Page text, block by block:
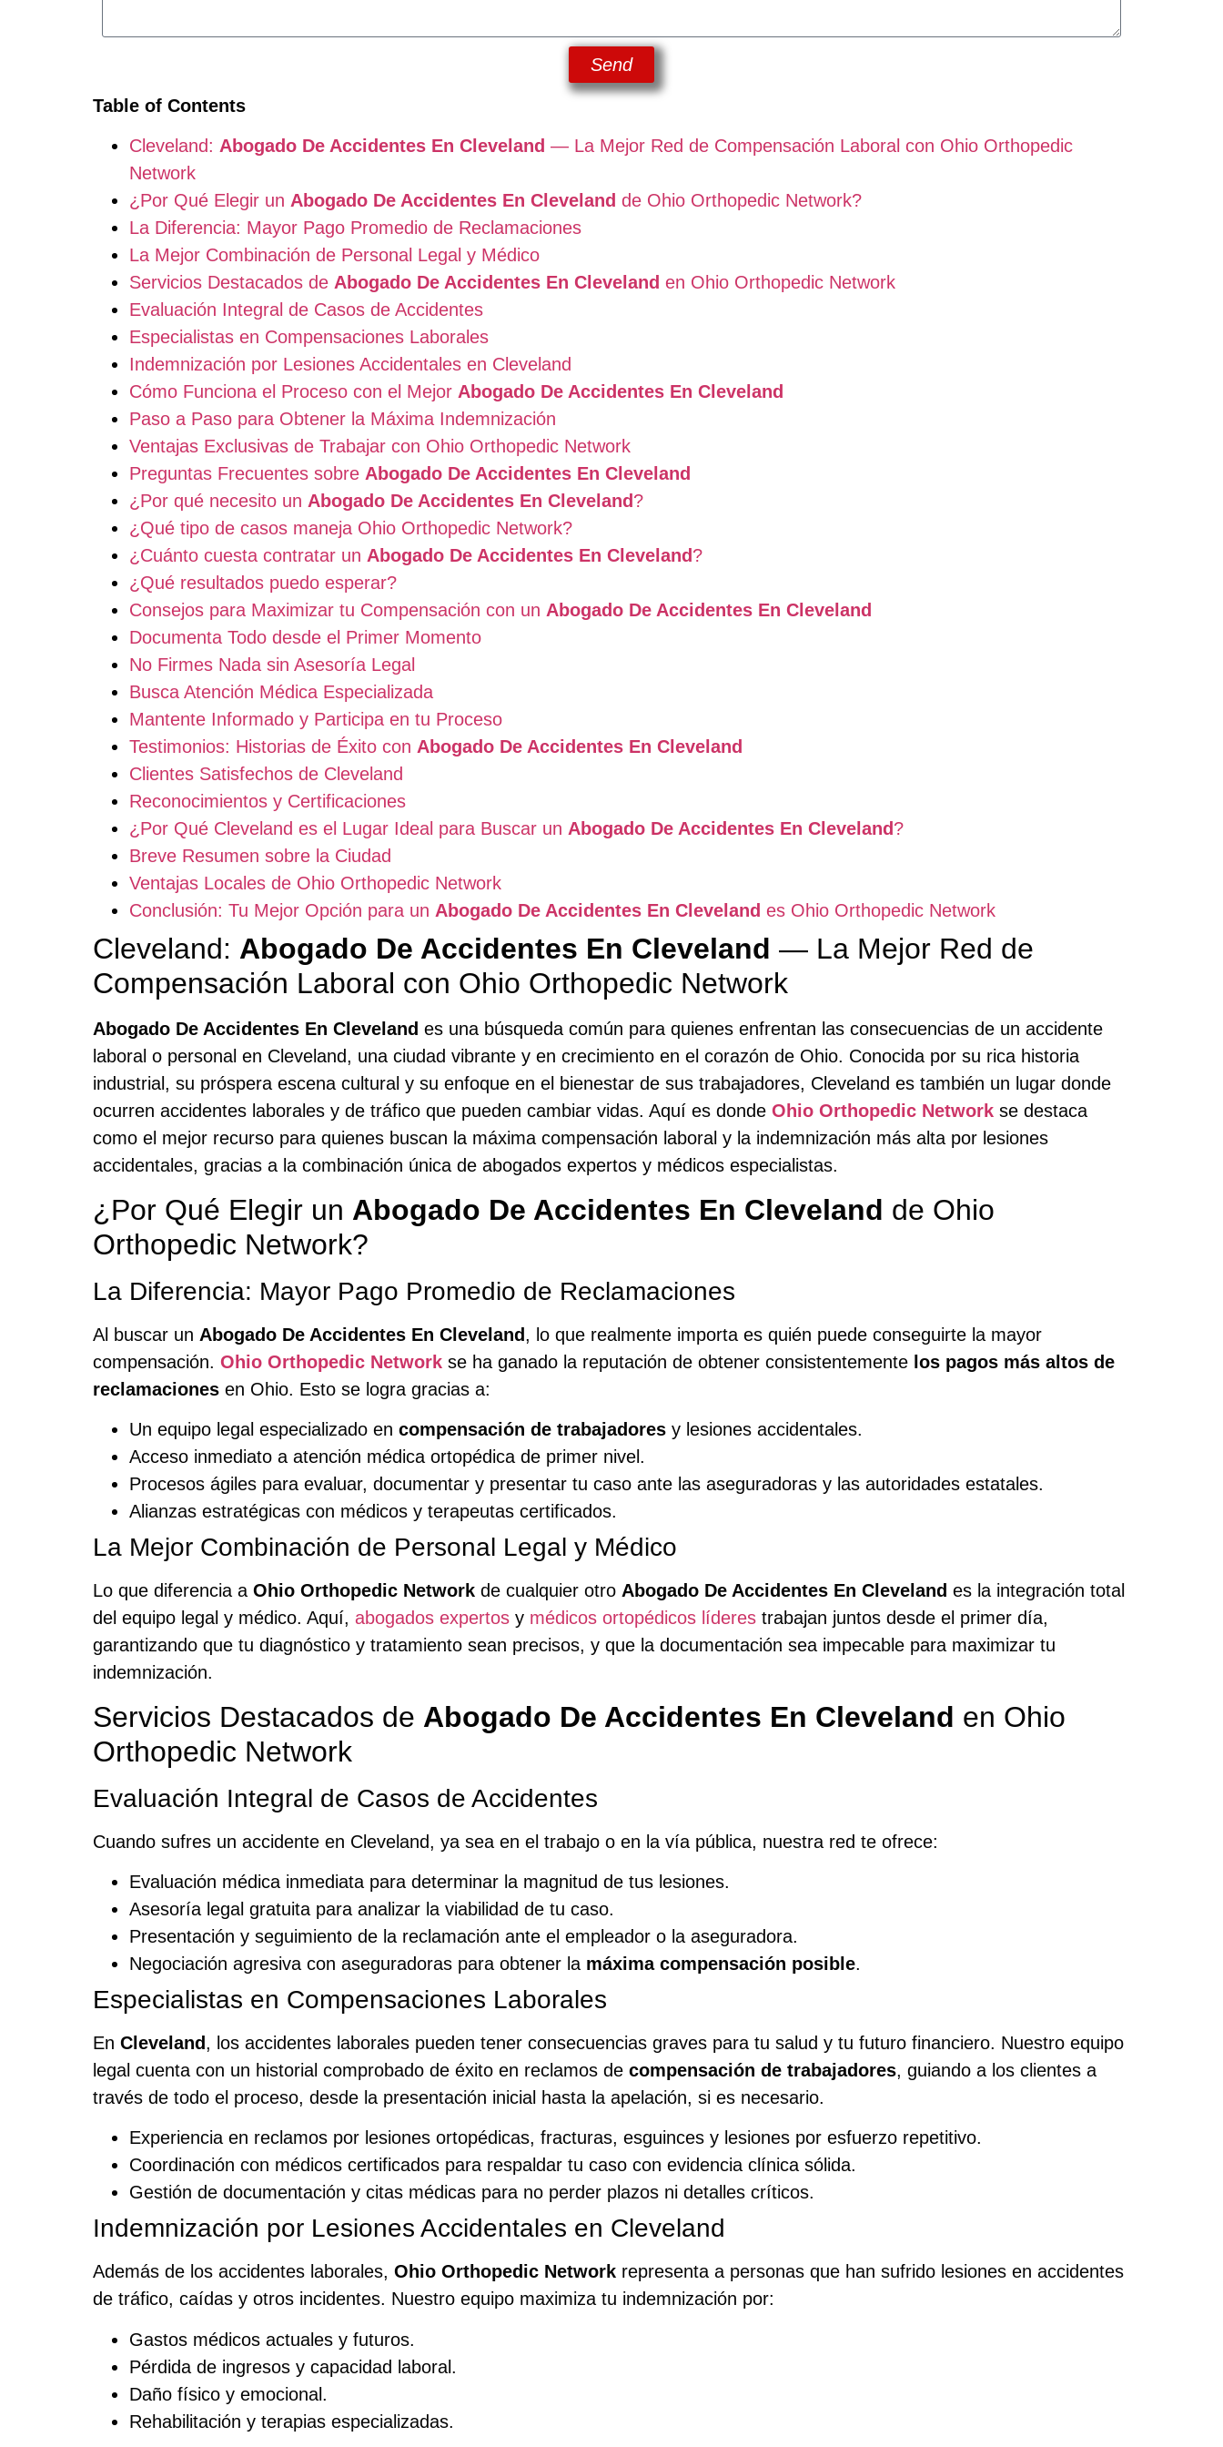
Send
Table of Contents
Cleveland: Abogado De Accidentes En Cleveland — La Mejor Red de Compensación Laboral con Ohio Orthopedic
Network
¿Por Qué Elegir un Abogado De Accidentes En Cleveland de Ohio Orthopedic Network?
La Diferencia: Mayor Pago Promedio de Reclamaciones
La Mejor Combinación de Personal Legal y Médico
Servicios Destacados de Abogado De Accidentes En Cleveland en Ohio Orthopedic Network
Evaluación Integral de Casos de Accidentes
Especialistas en Compensaciones Laborales
Indemnización por Lesiones Accidentales en Cleveland
Cómo Funciona el Proceso con el Mejor Abogado De Accidentes En Cleveland
Paso a Paso para Obtener la Máxima Indemnización
Ventajas Exclusivas de Trabajar con Ohio Orthopedic Network
Preguntas Frecuentes sobre Abogado De Accidentes En Cleveland
¿Por qué necesito un Abogado De Accidentes En Cleveland ?
¿Qué tipo de casos maneja Ohio Orthopedic Network?
¿Cuánto cuesta contratar un Abogado De Accidentes En Cleveland ?
¿Qué resultados puedo esperar?
Consejos para Maximizar tu Compensación con un Abogado De Accidentes En Cleveland
Documenta Todo desde el Primer Momento
No Firmes Nada sin Asesoría Legal
Busca Atención Médica Especializada
Mantente Informado y Participa en tu Proceso
Testimonios: Historias de Éxito con Abogado De Accidentes En Cleveland
Clientes Satisfechos de Cleveland
Reconocimientos y Certificaciones
¿Por Qué Cleveland es el Lugar Ideal para Buscar un Abogado De Accidentes En Cleveland ?
Breve Resumen sobre la Ciudad
Ventajas Locales de Ohio Orthopedic Network
Conclusión: Tu Mejor Opción para un Abogado De Accidentes En Cleveland es Ohio Orthopedic Network
Cleveland: Abogado De Accidentes En Cleveland — La Mejor Red de
Compensación Laboral con Ohio Orthopedic Network
Abogado De Accidentes En Cleveland es una búsqueda común para quienes enfrentan las consecuencias de un accidente
laboral o personal en Cleveland, una ciudad vibrante y en crecimiento en el corazón de Ohio. Conocida por su rica historia
industrial, su próspera escena cultural y su enfoque en el bienestar de sus trabajadores, Cleveland es también un lugar donde
ocurren accidentes laborales y de tráfico que pueden cambiar vidas. Aquí es donde Ohio Orthopedic Network se destaca
como el mejor recurso para quienes buscan la máxima compensación laboral y la indemnización más alta por lesiones
accidentales, gracias a la combinación única de abogados expertos y médicos especialistas.
¿Por Qué Elegir un Abogado De Accidentes En Cleveland de Ohio
Orthopedic Network?
La Diferencia: Mayor Pago Promedio de Reclamaciones
Al buscar un Abogado De Accidentes En Cleveland, lo que realmente importa es quién puede conseguirte la mayor
compensación. Ohio Orthopedic Network se ha ganado la reputación de obtener consistentemente los pagos más altos de
reclamaciones en Ohio. Esto se logra gracias a:
Un equipo legal especializado en compensación de trabajadores y lesiones accidentales.
Acceso inmediato a atención médica ortopédica de primer nivel.
Procesos ágiles para evaluar, documentar y presentar tu caso ante las aseguradoras y las autoridades estatales.
Alianzas estratégicas con médicos y terapeutas certificados.
La Mejor Combinación de Personal Legal y Médico
Lo que diferencia a Ohio Orthopedic Network de cualquier otro Abogado De Accidentes En Cleveland es la integración total
del equipo legal y médico. Aquí, abogados expertos y médicos ortopédicos líderes trabajan juntos desde el primer día,
garantizando que tu diagnóstico y tratamiento sean precisos, y que la documentación sea impecable para maximizar tu
indemnización.
Servicios Destacados de Abogado De Accidentes En Cleveland en Ohio
Orthopedic Network
Evaluación Integral de Casos de Accidentes
Cuando sufres un accidente en Cleveland, ya sea en el trabajo o en la vía pública, nuestra red te ofrece:
Evaluación médica inmediata para determinar la magnitud de tus lesiones.
Asesoría legal gratuita para analizar la viabilidad de tu caso.
Presentación y seguimiento de la reclamación ante el empleador o la aseguradora.
Negociación agresiva con aseguradoras para obtener la máxima compensación posible.
Especialistas en Compensaciones Laborales
En Cleveland, los accidentes laborales pueden tener consecuencias graves para tu salud y tu futuro financiero. Nuestro equipo
legal cuenta con un historial comprobado de éxito en reclamos de compensación de trabajadores, guiando a los clientes a
través de todo el proceso, desde la presentación inicial hasta la apelación, si es necesario.
Experiencia en reclamos por lesiones ortopédicas, fracturas, esguinces y lesiones por esfuerzo repetitivo.
Coordinación con médicos certificados para respaldar tu caso con evidencia clínica sólida.
Gestión de documentación y citas médicas para no perder plazos ni detalles críticos.
Indemnización por Lesiones Accidentales en Cleveland
Además de los accidentes laborales, Ohio Orthopedic Network representa a personas que han sufrido lesiones en accidentes
de tráfico, caídas y otros incidentes. Nuestro equipo maximiza tu indemnización por:
Gastos médicos actuales y futuros.
Pérdida de ingresos y capacidad laboral.
Daño físico y emocional.
Rehabilitación y terapias especializadas.